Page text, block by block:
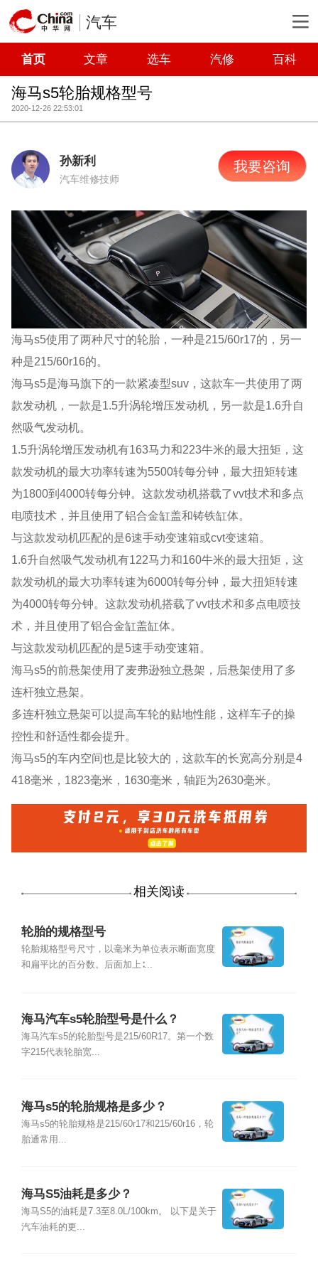
汽车
首页 文章 选车 汽修 百科
海马s5轮胎规格型号
2020-12-26 22:53:01
孙新利
汽车维修技师
我要咨询
海马s5使用了两种尺寸的轮胎，一种是215/60r17的，另一
种是215/60r16的。
海马s5是海马旗下的一款紧凑型suv，这款车一共使用了两
款发动机，一款是1.5升涡轮增压发动机，另一款是1.6升自
然吸气发动机。
1.5升涡轮增压发动机有163马力和223牛米的最大扭矩，这
款发动机的最大功率转速为5500转每分钟，最大扭矩转速
为1800到4000转每分钟。这款发动机搭载了vvt技术和多点
电喷技术，并且使用了铝合金缸盖和铸铁缸体。
与这款发动机匹配的是6速手动变速箱或cvt变速箱。
1.6升自然吸气发动机有122马力和160牛米的最大扭矩，这
款发动机的最大功率转速为6000转每分钟，最大扭矩转速
为4000转每分钟。这款发动机搭载了vvt技术和多点电喷技
术，并且使用了铝合金缸盖缸体。
与这款发动机匹配的是5速手动变速箱。
海马s5的前悬架使用了麦弗逊独立悬架，后悬架使用了多
连杆独立悬架。
多连杆独立悬架可以提高车轮的贴地性能，这样车子的操
控性和舒适性都会提升。
海马s5的车内空间也是比较大的，这款车的长宽高分别是4
418毫米，1823毫米，1630毫米，轴距为2630毫米。
相关阅读
轮胎的规格型号
轮胎规格型号尺寸，以毫米为单位表示断面宽度
和扁平比的百分数。后面加上∶...
海马汽车s5轮胎型号是什么？
海马汽车s5的轮胎型号是215/60R17。第一个数
字215代表轮胎宽...
海马s5的轮胎规格是多少？
海马s5的轮胎规格是215/60r17和215/60r16，轮
胎通常用...
海马S5油耗是多少？
海马S5的油耗是7.3至8.0L/100km。 以下是关于
汽车油耗的更...